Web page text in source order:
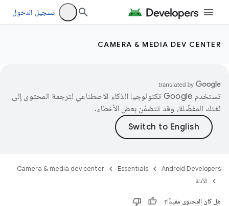
تسجيل الدخول
CAMERA & MEDIA DEV CENTER
تستخدم Google تكنولوجيا الذكاء الاصطناعي لترجمة المحتوى إلى
لغتك المفضّلة، وقد تتضمّن بعض الأخطاء.
Android Developers
Essentials
Camera & media dev center
الأدلة
هل كان المحتوى مفيدًا؟